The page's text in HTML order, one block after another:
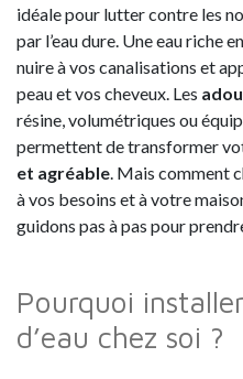
idéale pour lutter contre les
par l’eau dure. Une eau riche
nuire à vos canalisations et
peau et vos cheveux. Les
résine, volumétriques ou
permettent de transformer
et agréable. Mais comment
à vos besoins et à votre
guidons pas à pas pour
Pourquoi
d’eau chez soi ?